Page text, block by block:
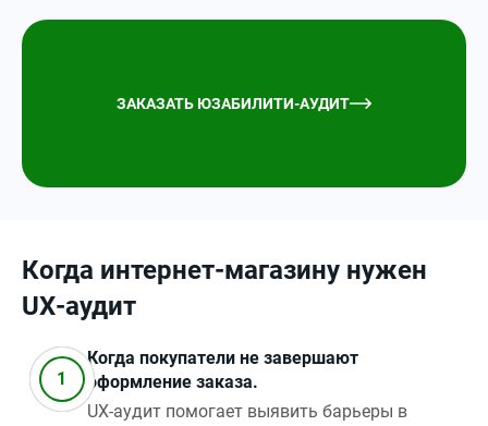
ЗАКАЗАТЬ ЮЗАБИЛИТИ-АУДИТ
Когда интернет‑магазину нужен
UX‑аудит
Когда покупатели не завершают
оформление заказа.
UX‑аудит помогает выявить барьеры в